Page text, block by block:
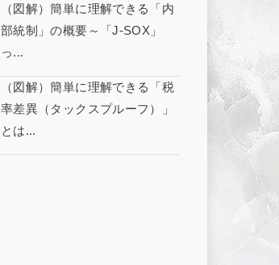
（図解）簡単に理解できる「内
部統制」の概要～「J-SOX」
っ...
（図解）簡単に理解できる「税
率差異（タックスプルーフ）」
とは...